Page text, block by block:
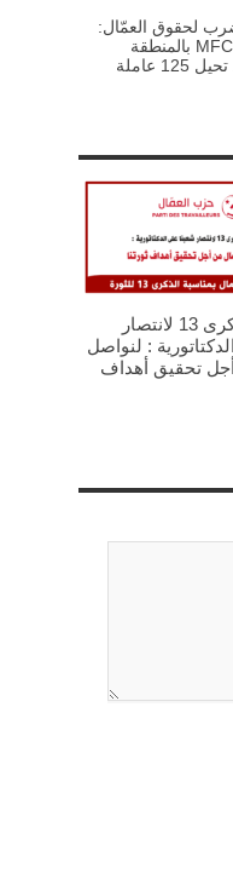
لحقوق العمّال:
إدارة مصنع الملابس MFC بالمنطقة
الصناعية بسيدي داود تحيل 125 عاملة
بمناسبة الذكرى 13 لانتصار
: لنواصل
تحقيق أهداف